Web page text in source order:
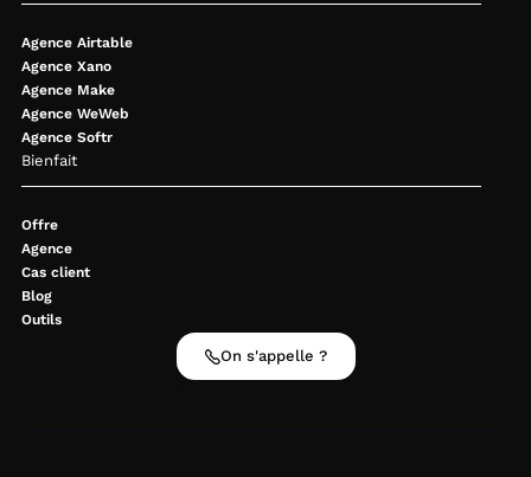
Agence Airtable
Agence Xano
Agence Make
Agence WeWeb
Agence Softr
Bienfait
Offre
Agence
Cas client
Blog
Outils
On s'appelle ?